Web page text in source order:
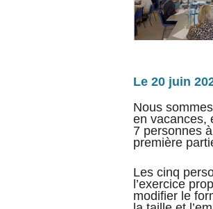
Le 20 juin
Nous
en vacances,
7 personnes
première
Les cinq
l’exercice
modifier le